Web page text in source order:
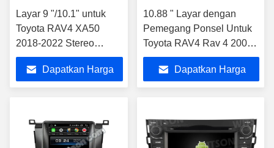
Layar 9 "/10.1" untuk
Toyota RAV4 XA50
2018-2022 Stereo
Multimedia Mobil
Dapatkan Harga
10.88 " Layar dengan
Pemegang Ponsel Untuk
Toyota RAV4 Rav 4 2006-
2012 Multimedia Stereo
Dapatkan Harga